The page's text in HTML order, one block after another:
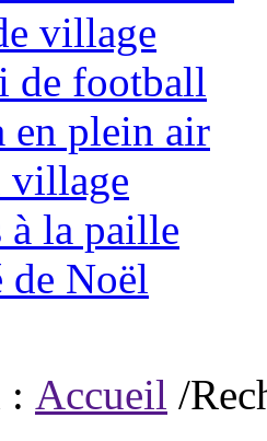
village
de football
en plein air
village
à la paille
de Noël
: Accueil /